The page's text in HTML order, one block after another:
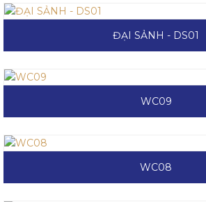
ĐẠI SẢNH - DS01
WC09
WC08